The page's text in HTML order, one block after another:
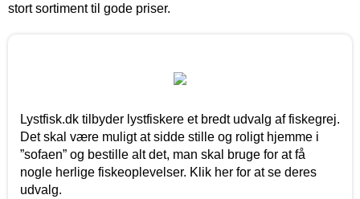
stort sortiment til gode priser.
Lystfisk.dk tilbyder lystfiskere et bredt udvalg af fiskegrej.
Det skal være muligt at sidde stille og roligt hjemme i
”sofaen” og bestille alt det, man skal bruge for at få
nogle herlige fiskeoplevelser. Klik her for at se deres
udvalg.